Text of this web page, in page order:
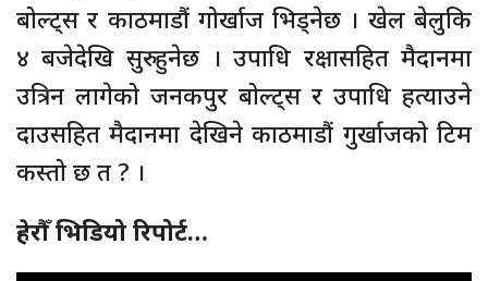
बोल्ट्स र काठमाडौं गोर्खाज भिड्नेछ । खेल बेलुकि
४ बजेदेखि सुरु हुनेछ । उपाधि रक्षासहित मैदानमा
उत्रिन लागेको जनकपुर बोल्ट्स र उपाधि हत्याउने
दाउसहित मैदानमा देखिने काठमाडौं गुर्खाजको टिम
कस्तो छ त ? ।
हेरौँ भिडियो रिपोर्ट…